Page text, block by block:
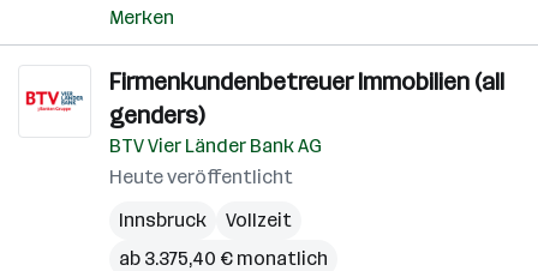
Merken
Firmenkundenbetreuer Immobilien (all
genders)
BTV Vier Länder Bank AG
Heute veröffentlicht
Innsbruck
Vollzeit
ab 3.375,40 € monatlich